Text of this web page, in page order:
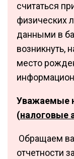
считаться
физических
данными в
возникнуть,
место
Уважаемые
(налоговые
Обращаем
отчетности